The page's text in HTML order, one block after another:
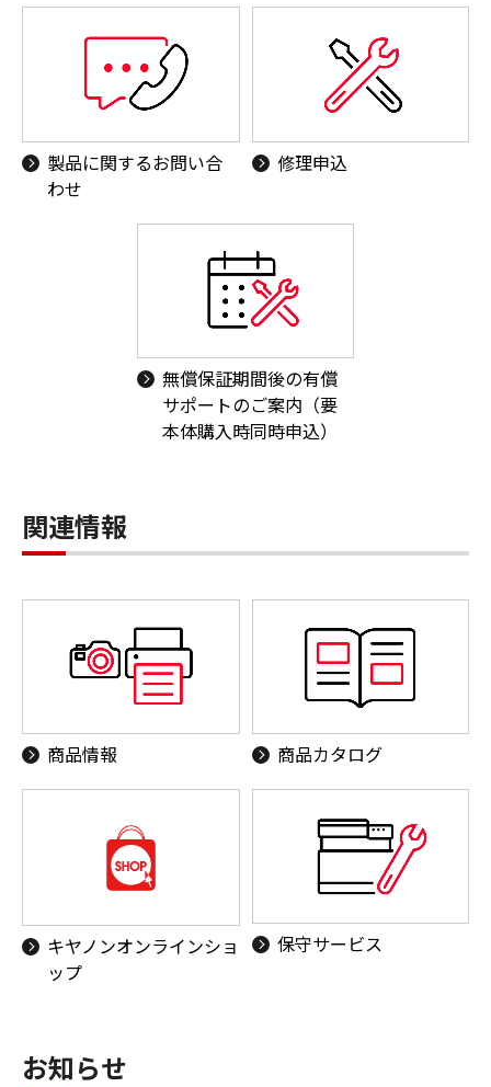
製品に関するお問い合
わせ
修理申込
無償保証期間後の有償
サポートのご案内（要
本体購入時同時申込）
関連情報
商品情報 商品カタログ
キヤノンオンラインショ
ップ
保守サービス
お知らせ